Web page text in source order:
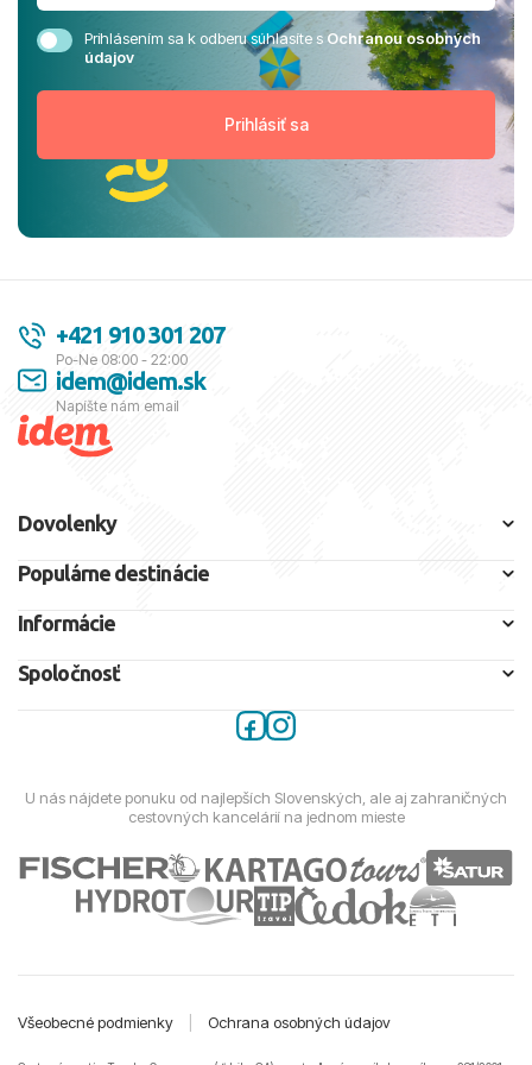
Prihlásením sa k odberu súhlasíte sOchranou osobných
údajov
+421 910 301 207
Po-Ne 08:00 - 22:00
idem@idem.sk
Napíšte nám email
Dovolenky
Populárne destinácie
Informácie
Spoločnosť
U nás nájdete ponuku od najlepších Slovenských, ale aj zahraničných
cestovných kancelárií na jednom mieste
Všeobecné podmienky Ochrana osobných údajov